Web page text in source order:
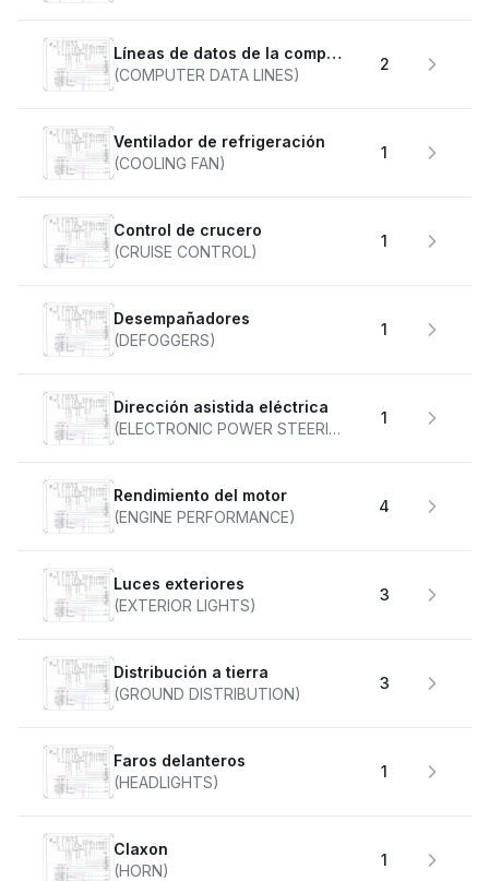
Líneas de datos de la computadora
(COMPUTER DATA LINES)
2
Ventilador de refrigeración
(COOLING FAN)
1
Control de crucero
(CRUISE CONTROL)
1
desempañadores
(DEFOGGERS)
1
Dirección asistida eléctrica
(ELECTRONIC POWER STEERING)
1
Rendimiento del motor
(ENGINE PERFORMANCE)
4
Luces exteriores
(EXTERIOR LIGHTS)
3
Distribución a tierra
(GROUND DISTRIBUTION)
3
faros delanteros
(HEADLIGHTS)
1
claxon
(HORN)
1